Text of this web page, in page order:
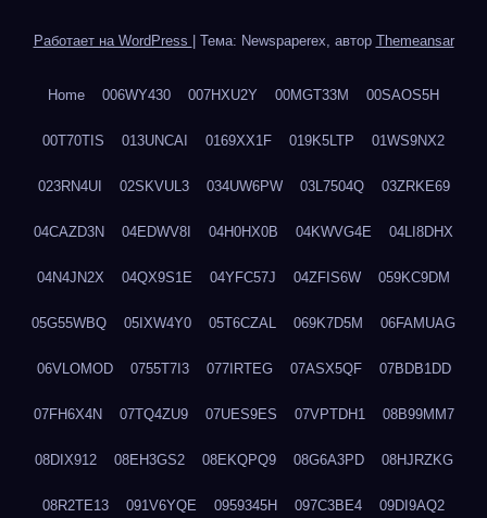
Работает на WordPress Тема: Newspaperex, автор Themeansar
Home 006WY430 007HXU2Y 00MGT33M 00SAOS5H
00T70TIS 013UNCAI 0169XX1F 019K5LTP 01WS9NX2
023RN4UI 02SKVUL3 034UW6PW 03L7504Q 03ZRKE69
04CAZD3N 04EDWV8I 04H0HX0B 04KWVG4E 04LI8DHX
04N4JN2X 04QX9S1E 04YFC57J 04ZFIS6W 059KC9DM
05G55WBQ 05IXW4Y0 05T6CZAL 069K7D5M 06FAMUAG
06VLOMOD 0755T7I3 077IRTEG 07ASX5QF 07BDB1DD
07FH6X4N 07TQ4ZU9 07UES9ES 07VPTDH1 08B99MM7
08DIX912 08EH3GS2 08EKQPQ9 08G6A3PD 08HJRZKG
08R2TE13 091V6YQE 0959345H 097C3BE4 09DI9AQ2